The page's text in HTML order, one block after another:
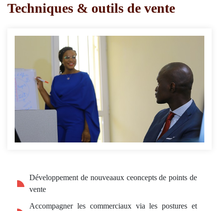
Techniques & outils de vente
Développement de nouveaaux ceoncepts de points de
vente
Accompagner les commerciaux via les postures et